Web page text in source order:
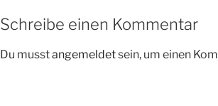
Schreibe einen Kommentar
Du musstangemeldetsein, um einen